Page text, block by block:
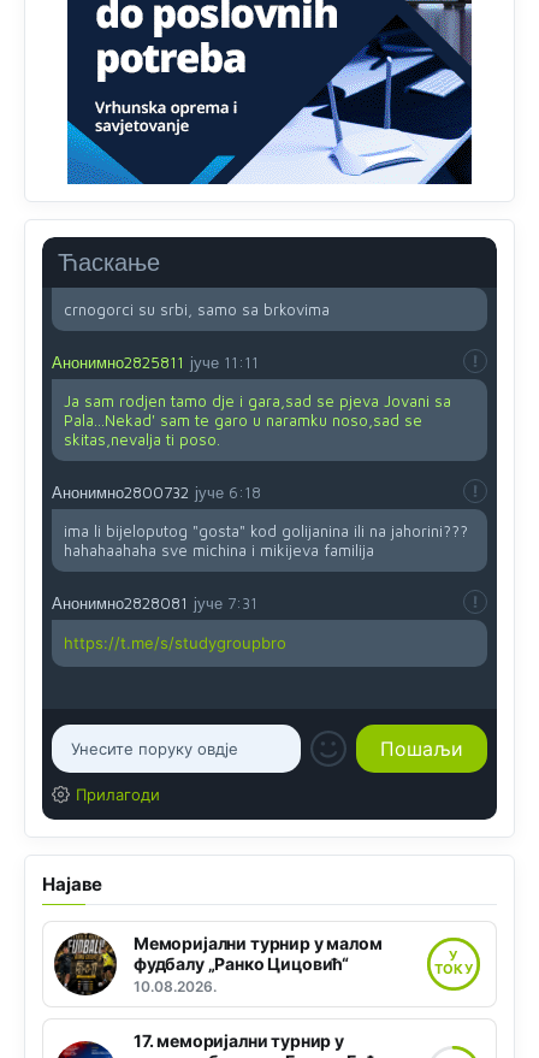
Ћаскање
Анонимно2819033 8/8/2026
Yes,nekada je bila corava kutija za IZBORE a danas su
coravi biraci.
Анонимно2553747 8/8/2026 2:53
muvjerujem.tekmi je 50 godina.
Анонимно2800732
crnogorci su srbi, samo sa brkovima
Анонимно2825811 јуче 11:11
Ja sam rodjen tamo dje i gara,sad se pjeva Jovani sa
Pala...Nekad' sam te garo u naramku noso,sad se
skitas,nevalja ti poso.
Анонимно2800732 јуче 6:18
ima li bijeloputog "gosta" kod golijanina ili na jahorini???
hahahaahaha sve michina i mikijeva familija
Анонимно2828081 јуче 7:31
https://t.me/s/studygroupbro
Прилагоди
Најаве
Меморијални турнир у малом
фудбалу „Ранко Цицовић“
10.08.2026.
У
ТОКУ
17. меморијални турнир у